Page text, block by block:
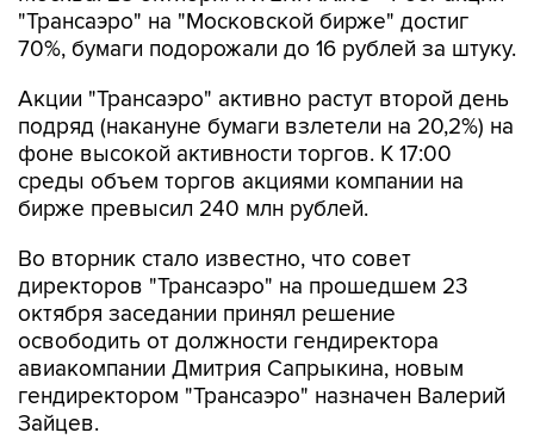
"Трансаэро" на "Московской бирже" достиг
70%, бумаги подорожали до 16 рублей за штуку.
Акции "Трансаэро" активно растут второй день
подряд (накануне бумаги взлетели на 20,2%) на
фоне высокой активности торгов. К 17:00
среды объем торгов акциями компании на
бирже превысил 240 млн рублей.
Во вторник стало известно, что совет
директоров "Трансаэро" на прошедшем 23
октября заседании принял решение
освободить от должности гендиректора
авиакомпании Дмитрия Сапрыкина, новым
гендиректором "Трансаэро" назначен Валерий
Зайцев.